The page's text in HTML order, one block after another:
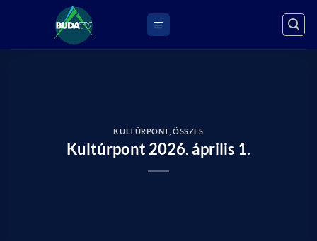
KULTÚRPONT ,ÖSSZES
Kultúrpont 2026. április 1.